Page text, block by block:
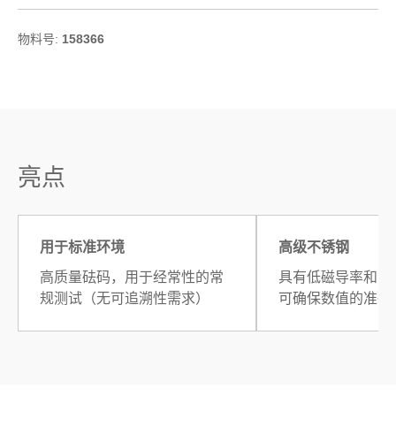
物料号: 158366
亮点
用于标准环境
高质量砝码，用于经常性的常
规测试（无可追溯性需求）
高级不锈钢
具有低磁导率和高
可确保数值的准确